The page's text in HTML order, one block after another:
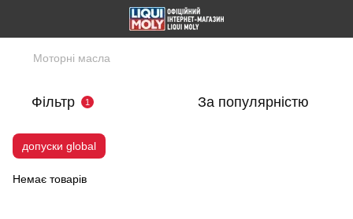
Моторні масла
Фільтр 1 За популярністю
допуски global
Немає товарів